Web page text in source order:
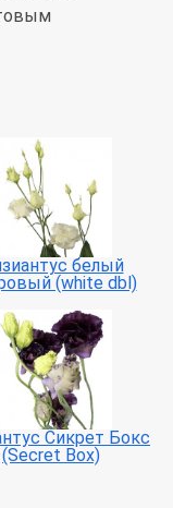
белый
(white dbl)
Сикрет Бокс
(Secret Box)